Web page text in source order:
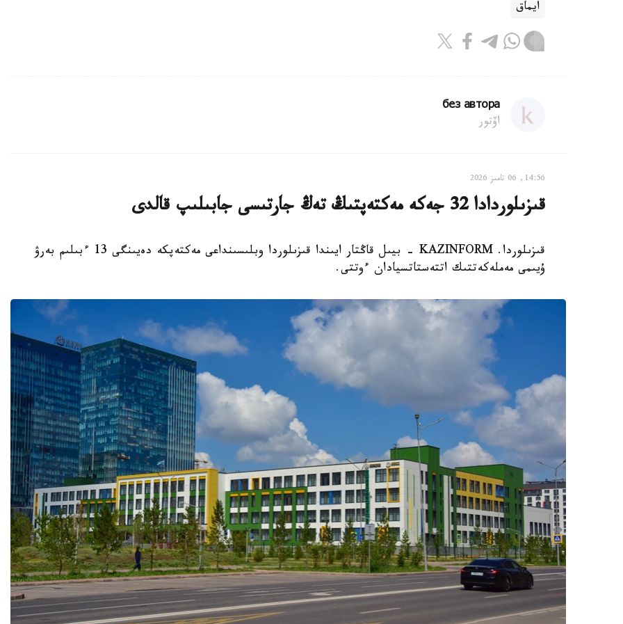
ايماق
без автора
اۆتور
14:56, 06 تامىز 2026
قىزىلوردادا 32 جەكە مەكتەپتىڭ تەڭ جارتىسى جابىلىپ قالدى
قىزىلوردا. KAZINFORM - بيىل قاڭتار ايىندا قىزىلوردا وبلىسىنداعى مەكتەپكە دەيىنگى 13 ءبىلىم بەرۋ
ۇيىمى مەملەكەتتىك اتتەستاتسيادان ءوتتى.